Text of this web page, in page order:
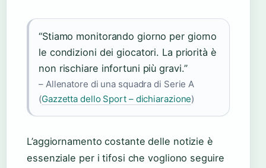
“Stiamo monitorando giorno per giorno
le condizioni dei giocatori. La priorità è
non rischiare infortuni più gravi.”
– Allenatore di una squadra di Serie A
(Gazzetta dello Sport – dichiarazione)
L’aggiornamento costante delle notizie è
essenziale per i tifosi che vogliono seguire